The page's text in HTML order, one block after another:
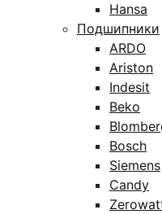
Hansa
Подшипники
ARDO
Ariston
Indesit
Beko
Bosch
Siemens
Candy